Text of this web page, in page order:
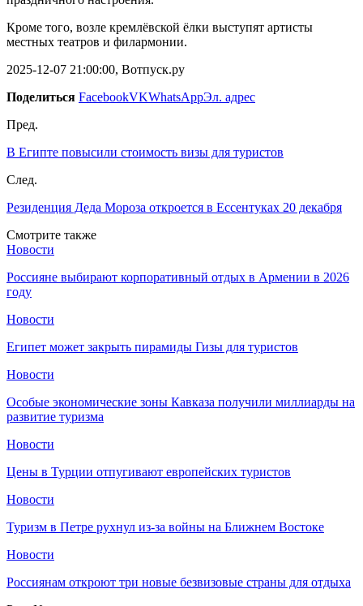
Кроме того, возле кремлёвской ёлки выступят артисты
местных театров и филармонии.
2025-12-07 21:00:00, Вотпуск.ру
Поделиться FacebookVKWhatsAppЭл. адрес
Пред.
В Египте повысили стоимость визы для туристов
След.
Резиденция Деда Мороза откроется в Ессентуках 20 декабря
Смотрите также
Новости
Россияне выбирают корпоративный отдых в Армении в 2026
году
Новости
Египет может закрыть пирамиды Гизы для туристов
Новости
Особые экономические зоны Кавказа получили миллиарды на
развитие туризма
Новости
Цены в Турции отпугивают европейских туристов
Новости
Туризм в Петре рухнул из-за войны на Ближнем Востоке
Новости
Россиянам откроют три новые безвизовые страны для отдыха